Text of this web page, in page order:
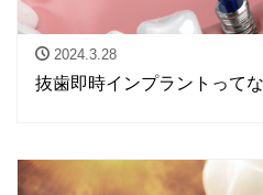
2024.3.28
抜歯即時インプラントって